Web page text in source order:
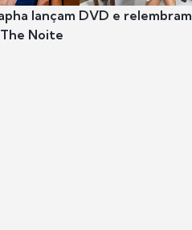
lançam DVD e relembram
Noite